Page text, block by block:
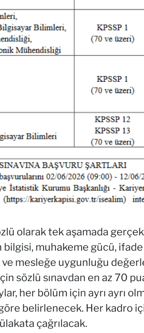
olarak tek aşamada
bilgisi, muhakeme gücü,
mesleğe uygunluğu
sözlü sınavdan en az 70
her bölüm için ayrı ayrı
göre belirlenecek. Her kadro
çağrılacak.